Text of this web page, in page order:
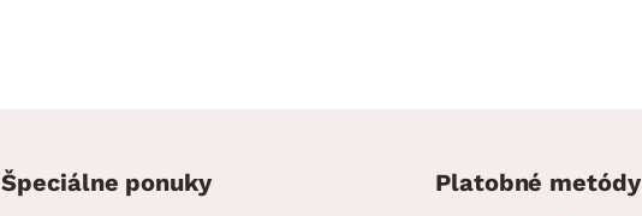
Špeciálne ponuky Platobné metódy